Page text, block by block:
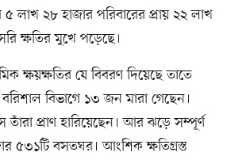
লাখ ২৮ হাজার পরিবারের প্রায় ২২ লাখ
ক্ষতির মুখে পড়েছে।
ক্ষয়ক্ষতির যে বিবরণ দিয়েছে তাতে
বিভাগে ১৩ জন মারা গেছেন।
তাঁরা প্রাণ হারিয়েছেন। আর ঝড়ে সম্পূর্ণ
৫৩১টি বসতঘর। আংশিক ক্ষতিগ্রস্ত